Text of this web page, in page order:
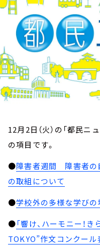
12月2日（火）の「都民
の項目です。
●障害者週間 障害者の
の取組について
●学校外の多様な学びの
●「響け、ハーモニー！
TOKYO”作文コンクール